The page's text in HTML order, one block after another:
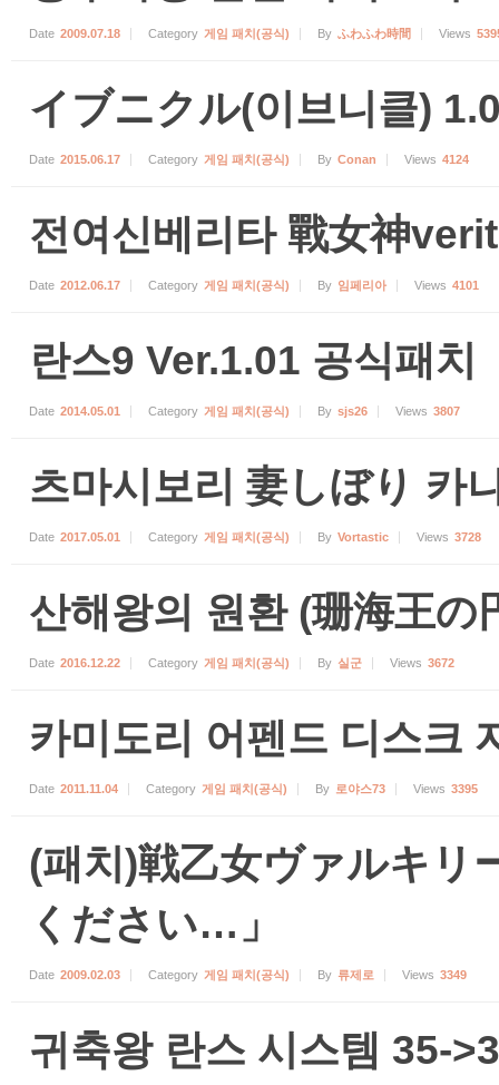
Date 2009.07.18 Category 게임 패치(공식) By ふわふわ時間 Views
イブニクル(이브니클)
Date 2015.06.17 Category 게임 패치(공식) By Conan Views 4124
전여신베리타 戰女神
Date 2012.06.17 Category 게임 패치(공식) By 임페리아 Views 4101
란스9 Ver.1.01 공식패치
Date 2014.05.01 Category 게임 패치(공식) By sjs26 Views 3807
츠마시보리 妻しぼり 카
Date 2017.05.01 Category 게임 패치(공식) By Vortastic Views 3728
산해왕의 원환 (珊海王の
Date 2016.12.22 Category 게임 패치(공식) By 실군 Views 3672
카미도리 어펜드 디스크
Date 2011.11.04 Category 게임 패치(공식) By 로야스73 Views 3395
(패치)戦乙女ヴァルキリ
ください…」
Date 2009.02.03 Category 게임 패치(공식) By 류제로 Views 3349
귀축왕 란스 시스템 35-